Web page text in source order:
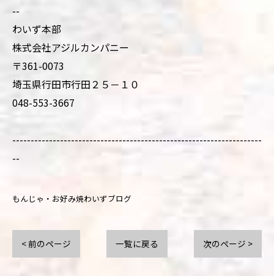
--
わいず本部
株式会社アジルカンパニー
〒361-0073
埼玉県行田市行田２５－１０
048-553-3667
--------------------------------------------------------------------
--
もんじゃ・お好み焼わいずブログ
< 前のページ 一覧に戻る 次のページ >